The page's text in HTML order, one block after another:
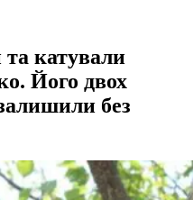
катували
Його двох
без